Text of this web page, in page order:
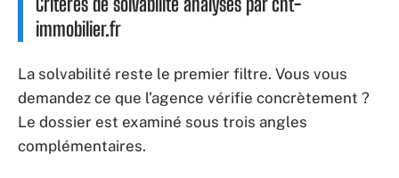
immobilier.fr
La solvabilité reste le premier filtre. Vous vous
demandez ce que l’agence vérifie concrètement ?
Le dossier est examiné sous trois angles
complémentaires.